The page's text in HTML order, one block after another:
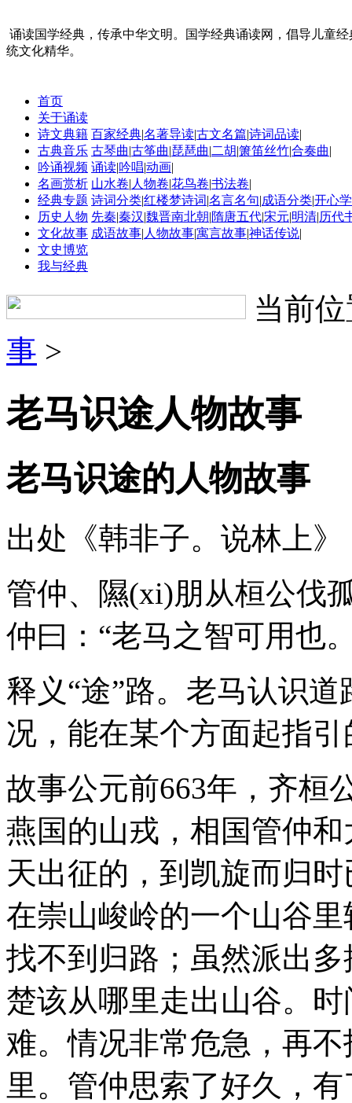
诵读国学经典，传承中华文明。国学经典诵读网，倡导儿童
统文化精华。
首页
关于诵读
诗文典籍 百家经典|名著导读|古文名篇|诗词品读|
古典音乐 古琴曲|古筝曲|琵琶曲|二胡|箫笛丝竹|合奏曲|
吟诵视频 诵读|吟唱|动画|
名画赏析 山水卷| 人物卷|花鸟卷|书法卷|
经典专题 诗词分类|红楼梦诗词|名言名句|成语分类|开心
历史人物 先秦|秦汉|魏晋南北朝|隋唐五代|宋元|明清|历代
文化故事 成语故事| 人物故事|寓言故事|神话传说|
文史博览
我与经典
当前
事 >
老马识途人物故事
老马识途的人物故事
出处《韩非子。说林上》
管仲、隰(xi)朋从桓公伐
仲曰：“老马之智可用也
释义“途”路。老马认识
况，能在某个方面起指
故事公元前663年，齐桓
燕国的山戎，相国管仲
天出征的，到凯旋而归
在崇山峻岭的一个山谷
找不到归路；虽然派出
楚该从哪里走出山谷。
难。情况非常危急，再
里。管仲思索了好久，